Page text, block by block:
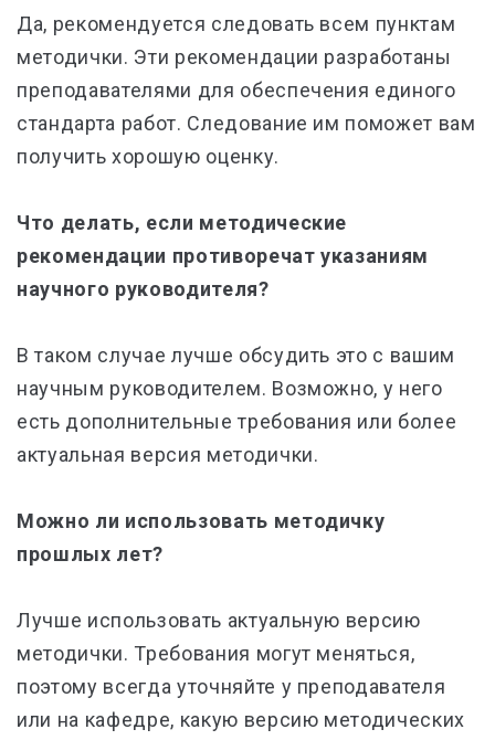
Да, рекомендуется следовать всем пунктам
методички. Эти рекомендации разработаны
преподавателями для обеспечения единого
стандарта работ. Следование им поможет вам
получить хорошую оценку.
Что делать, если методические
рекомендации противоречат указаниям
научного руководителя?
В таком случае лучше обсудить это с вашим
научным руководителем. Возможно, у него
есть дополнительные требования или более
актуальная версия методички.
Можно ли использовать методичку
прошлых лет?
Лучше использовать актуальную версию
методички. Требования могут меняться,
поэтому всегда уточняйте у преподавателя
или на кафедре, какую версию методических